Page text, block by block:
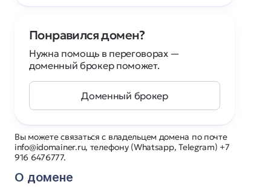
Вы можете связаться с владельцем домена по почте
info@idomainer.ru, телефону (Whatsapp, Telegram) +7
916 6476777.
О домене
Понравился домен?
Нужна помощь в переговорах —
доменный брокер поможет.
Доменный брокер